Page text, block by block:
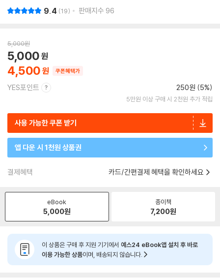
9.4 19 판매지수 96
5,000원
4,500
5,000
쿠폰혜택가
YES포인트 250원 (5%)
5만원 이상 구매 시 2천원 추가 적립
사용 가능한 쿠폰 받기
앱 다운 시 1천원 상품권
결제혜택 카드/간편결제 혜택을 확인하세요
eBook
5,000원
종이책
7,200원
이 상품은 구매 후 지원 기기에서 예스24 eBook앱 설치 후 바로
이용 가능한 상품이며, 배송되지 않습니다.